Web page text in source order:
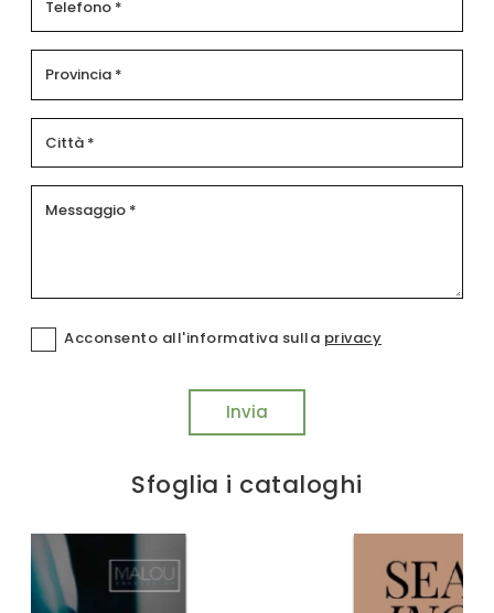
Sfoglia i cataloghi
Acconsento all'informativa sulla privacy
Invia